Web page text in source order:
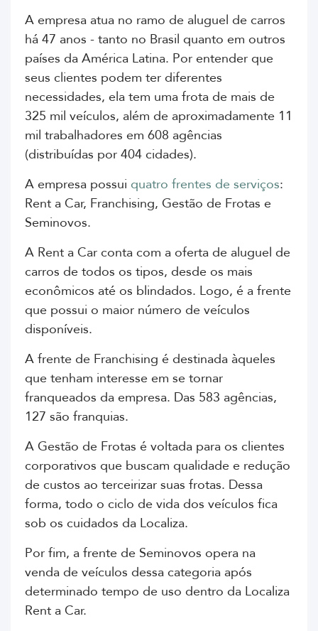
A empresa atua no ramo de aluguel de carros
há 47 anos - tanto no Brasil quanto em outros
países da América Latina. Por entender que
seus clientes podem ter diferentes
necessidades, ela tem uma frota de mais de
325 mil veículos, além de aproximadamente 11
mil trabalhadores em 608 agências
(distribuídas por 404 cidades).
A empresa possui quatro frentes de serviços:
Rent a Car, Franchising, Gestão de Frotas e
Seminovos.
A Rent a Car conta com a oferta de aluguel de
carros de todos os tipos, desde os mais
econômicos até os blindados. Logo, é a frente
que possui o maior número de veículos
disponíveis.
A frente de Franchising é destinada àqueles
que tenham interesse em se tornar
franqueados da empresa. Das 583 agências,
127 são franquias.
A Gestão de Frotas é voltada para os clientes
corporativos que buscam qualidade e redução
de custos ao terceirizar suas frotas. Dessa
forma, todo o ciclo de vida dos veículos fica
sob os cuidados da Localiza.
Por fim, a frente de Seminovos opera na
venda de veículos dessa categoria após
determinado tempo de uso dentro da Localiza
Rent a Car.